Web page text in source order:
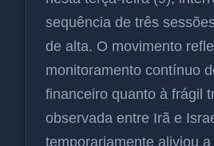
sequência de três
de alta. O movimento
monitoramento contínuo
financeiro quanto à frágil
observada entre Irã e
temporariamente aliviou